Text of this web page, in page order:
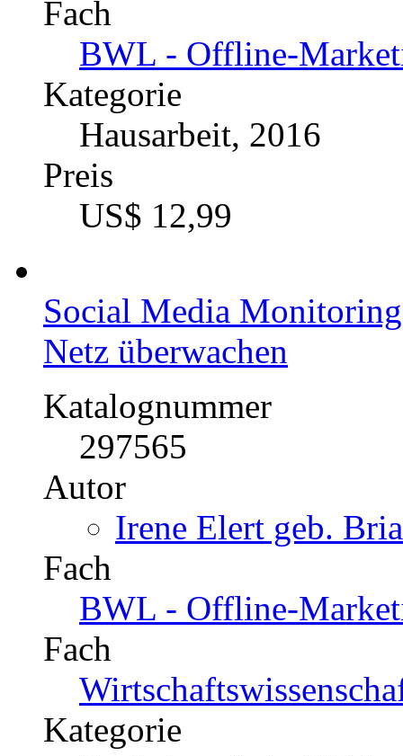
Fach
BWL - Offline-
Kategorie
Hausarbeit, 2016
Preis
US$ 12,99
Social Media
Netz überwachen
Katalognummer
297565
Autor
Irene Elert geb.
Fach
BWL - Offline-
Fach
Kategorie